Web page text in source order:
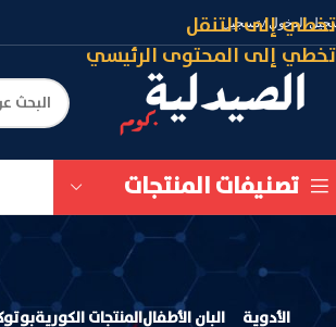
تخطي إلى التنقل
تخطي إلى المحتوى الرئيسي
الدخول / تسجيل
تصنيفات المنتجات
الأدوية البان الأطفالالمنتجات الكورية